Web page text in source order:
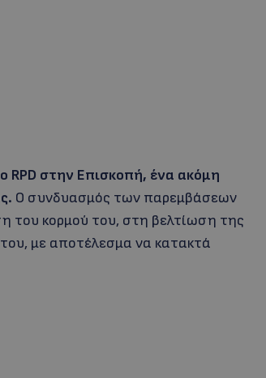
RPD στην Επισκοπή, ένα ακόμη
Ο συνδυασμός των παρεμβάσεων
του κορμού του, στη βελτίωση της
με αποτέλεσμα να κατακτά